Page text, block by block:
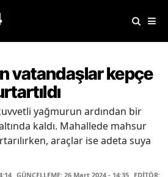
vatandaşlar kepçe
yağmurun ardından bir
kaldı. Mahallede mahsur
araçlar ise adeta suya
GÜNCELLEME: 26 Mart 2024 - 14:35 EDİTÖR: